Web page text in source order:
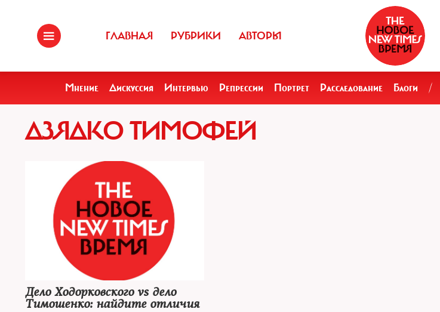
ГЛАВНАЯ РУБРИКИ АВТОРЫ
Мнение Дискуссия Интервью Репрессии Портрет Расследование Блоги /
ДЗЯДКО ТИМОФЕЙ
Дело Ходорковского vs дело
Тимошенко: найдите отличия